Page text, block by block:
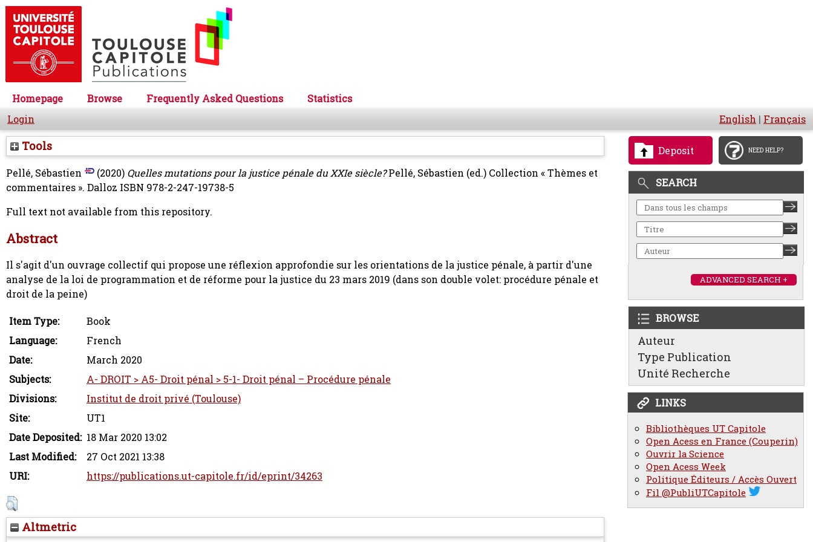
Homepage Browse Frequently Asked Questions
Statistics
Login
English | Français
Deposit NEED HELP?
SEARCH
ADVANCED SEARCH +
BROWSE
Auteur
Type Publication
Unité Recherche
LINKS
Bibliothèques UT Capitole
Open Acess en France (Couperin)
Ouvrir la Science
Open Acess Week
Politique Éditeurs / Accès Ouvert
Fil @PubliUTCapitole
Tools
Pellé, Sébastien (2020) Quelles mutations pour la justice pénale du XXIe siècle? Pellé, Sébastien (ed.) Collection « Thèmes et
commentaires ». Dalloz ISBN 978-2-247-19738-5
Full text not available from this repository.
Abstract
Il s'agit d'un ouvrage collectif qui propose une réflexion approfondie sur les orientations de la justice pénale, à partir d'une
analyse de la loi de programmation et de réforme pour la justice du 23 mars 2019 (dans son double volet: procédure pénale et
droit de la peine)
Item Type:
Book
Language:
French
Date:
March 2020
Subjects:
A- DROIT > A5- Droit pénal > 5-1- Droit pénal – Procédure pénale
Divisions:
Institut de droit privé (Toulouse)
Site:
UT1
Date Deposited: 18 Mar 2020 13:02
Last Modified:
27 Oct 2021 13:38
URI:
https://publications.ut-capitole.fr/id/eprint/34263
Altmetric